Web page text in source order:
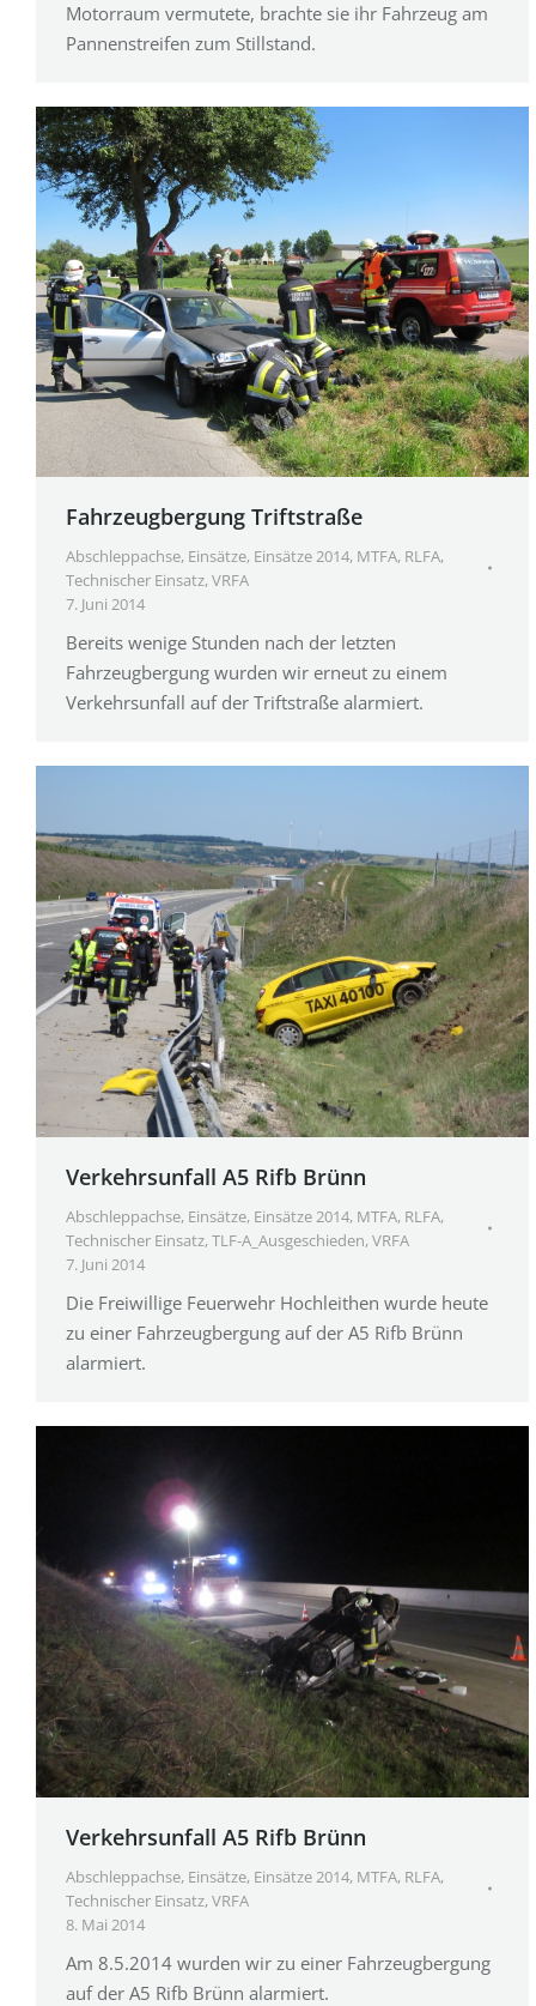
Motorraum vermutete, brachte sie ihr Fahrzeug am
Pannenstreifen zum Stillstand.
Fahrzeugbergung Triftstraße
Abschleppachse, Einsätze, Einsätze 2014, MTFA, RLFA,
Technischer Einsatz,VRFA
7. Juni 2014
Bereits wenige Stunden nach der letzten
Fahrzeugbergung wurden wir erneut zu einem
Verkehrsunfall auf der Triftstraße alarmiert.
Verkehrsunfall A5 Rifb Brünn
Abschleppachse, Einsätze, Einsätze 2014, MTFA, RLFA,
Technischer Einsatz,TLF-A_Ausgeschieden,VRFA
7. Juni 2014
Die Freiwillige Feuerwehr Hochleithen wurde heute
zu einer Fahrzeugbergung auf der A5 Rifb Brünn
alarmiert.
Verkehrsunfall A5 Rifb Brünn
Abschleppachse, Einsätze, Einsätze 2014, MTFA, RLFA,
Technischer Einsatz,VRFA
8. Mai 2014
Am 8.5.2014 wurden wir zu einer Fahrzeugbergung
auf der A5 Rifb Brünn alarmiert.